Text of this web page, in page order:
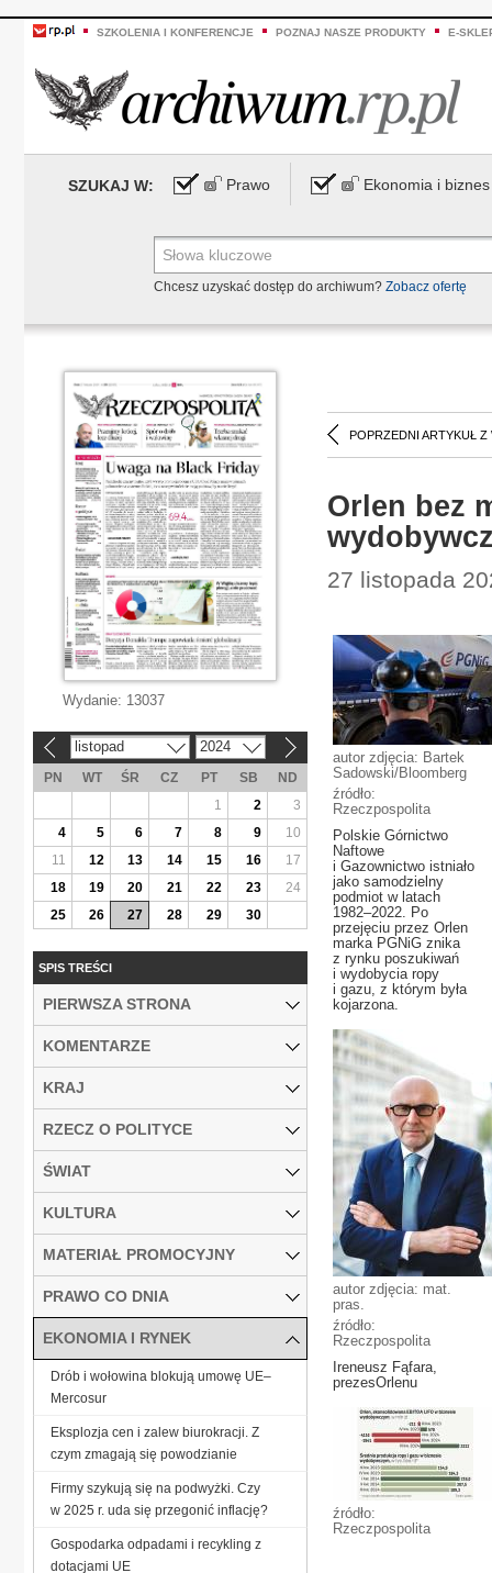
SZKOLENIA I KONFERENCJE POZNAJ NASZE PRODUKTY E-
SZUKAJ W: Prawo Ekonomia i biznes
Chcesz uzyskać dostęp do archiwum? Zobacz ofertę
POPRZEDNI ARTYKUŁ Z
Orlen bez
27 listopada
autor zdjęcia: Bartek
Sadowski/Bloomberg
źródło:
Rzeczpospolita
Polskie Górnictwo
Naftowe
i Gazownictwo istniało
jako samodzielny
podmiot w latach
1982–2022. Po
przejęciu przez Orlen
marka PGNiG znika
z rynku poszukiwań
i wydobycia ropy
i gazu, z którym była
kojarzona.
autor zdjęcia: mat.
pras.
źródło:
Rzeczpospolita
Ireneusz Fąfara,
prezesOrlenu
źródło:
Rzeczpospolita
Wydanie: 13037
listopad 2024
PN WT ŚR CZ PT SB
ND
1
2
3
4
5 6 7 8 9
10
11
12 13 14 15 16
17
18
19 20 21 22 23
24
25
26 27 28 29 30
SPIS TREŚCI
PIERWSZA STRONA
KOMENTARZE
KRAJ
RZECZ O POLITYCE
ŚWIAT
KULTURA
MATERIAŁ PROMOCYJNY
PRAWO CO DNIA
EKONOMIA I RYNEK
Drób i wołowina blokują umowę UE–
Mercosur
Eksplozja cen i zalew biurokracji. Z
czym zmagają się powodzianie
Firmy szykują się na podwyżki. Czy
w 2025 r. uda się przegonić inflację?
Gospodarka odpadami i recykling z
dotacjami UE